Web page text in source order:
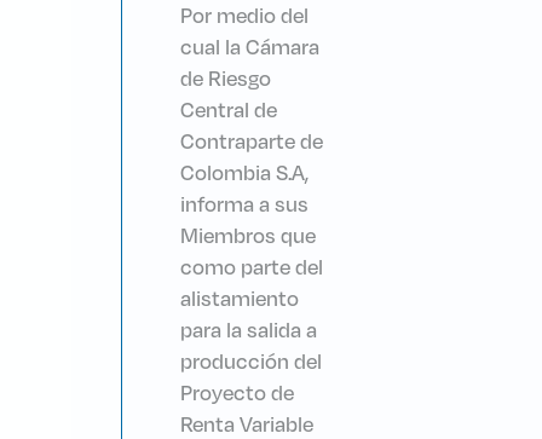
Por medio del
cual la Cámara
de Riesgo
Central de
Contraparte de
Colombia S.A,
informa a sus
Miembros que
como parte del
alistamiento
para la salida a
producción del
Proyecto de
Renta Variable